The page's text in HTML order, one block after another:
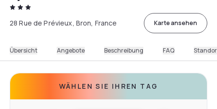
28 Rue de Prévieux, Bron, France Karte ansehen
Übersicht Angebote Beschreibung FAQ
WÄHLEN SIE IHREN TAG